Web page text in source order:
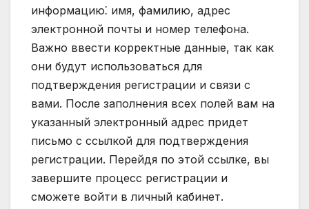
информацию⁚ имя, фамилию, адрес
электронной почты и номер телефона.
Важно ввести корректные данные, так как
они будут использоваться для
подтверждения регистрации и связи с
вами. После заполнения всех полей вам на
указанный электронный адрес придет
письмо с ссылкой для подтверждения
регистрации. Перейдя по этой ссылке, вы
завершите процесс регистрации и
сможете войти в личный кабинет.